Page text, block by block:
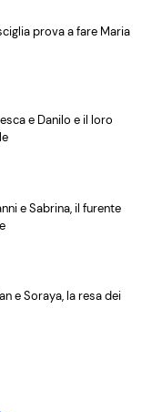
prova a fare Maria
e Danilo e il loro
e Sabrina, il furente
e Soraya, la resa dei